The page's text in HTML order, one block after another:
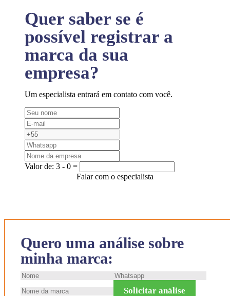
Quero uma análise sobre
minha marca:
Solicitar análise
Quer saber se é
possível registrar a
marca da sua
empresa?
Um especialista entrará em contato com você.
Valor de: 3 - 0 =
Falar com o especialista